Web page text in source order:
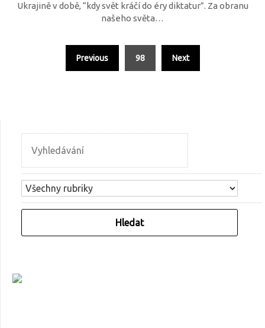
Ukrajině v době, “kdy svět kráčí do éry diktatur”. Za obranu
našeho světa…
Previous 98 Next